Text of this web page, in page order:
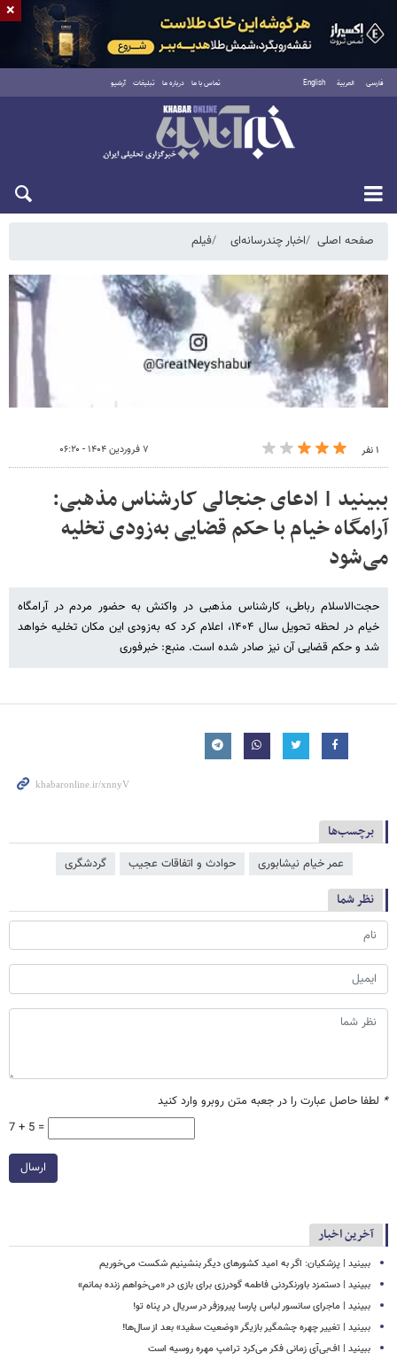
فارسی العربية English تماس با ما درباره ما تبلیغات آرشیو
دوشنبه ۱۹ مرداد ۱۴۰۵
صفحه اصلی اخبار چندرسانه‌ای فیلم
۱ نفر ۷ فروردین ۱۴۰۴ - ۰۶:۲۰
ببینید | ادعای جنجالی کارشناس مذهبی:
آرامگاه خیام با حکم قضایی به‌زودی تخلیه
می‌شود
حجت‌الاسلام رباطی، کارشناس مذهبی در واکنش به حضور مردم در آرامگاه
خیام در لحظه تحویل سال ۱۴۰۴، اعلام کرد که به‌زودی این مکان تخلیه خواهد
شد و حکم قضایی آن نیز صادر شده است. منبع: خبرفوری
برچسب‌ها
عمر خیام نیشابوری حوادث و اتفاقات عجیب گردشگری
نظر شما
* لطفا حاصل عبارت را در جعبه متن روبرو وارد کنید
7 + 5 =
ارسال
آخرین اخبار
ببینید | پزشکیان: اگر به امید کشورهای دیگر بنشینیم شکست می‌خوریم
ببینید | دستمزد باورنکردنی فاطمه گودرزی برای بازی در «می‌خواهم زنده بمانم»
ببینید | ماجرای سانسور لباس پارسا پیروزفر در سریال در پناه تو!
ببینید | تغییر چهره چشمگیر بازیگر «وضعیت سفید» بعد از سال‌ها!
ببینید | اف‌بی‌آی زمانی فکر می‌کرد ترامپ مهره روسیه است
×